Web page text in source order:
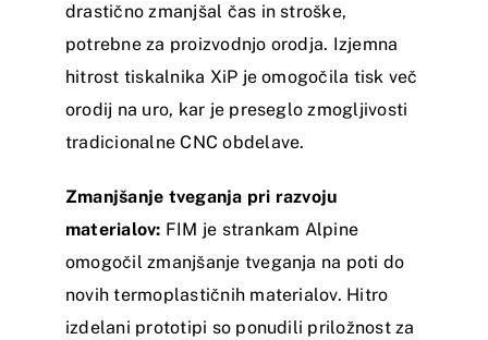
drastično zmanjšal čas in stroške,
potrebne za proizvodnjo orodja. Izjemna
hitrost tiskalnika XiP je omogočila tisk več
orodij na uro, kar je preseglo zmogljivosti
tradicionalne CNC obdelave.
Zmanjšanje tveganja pri razvoju
materialov: FIM je strankam Alpine
omogočil zmanjšanje tveganja na poti do
novih termoplastičnih materialov. Hitro
izdelani prototipi so ponudili priložnost za